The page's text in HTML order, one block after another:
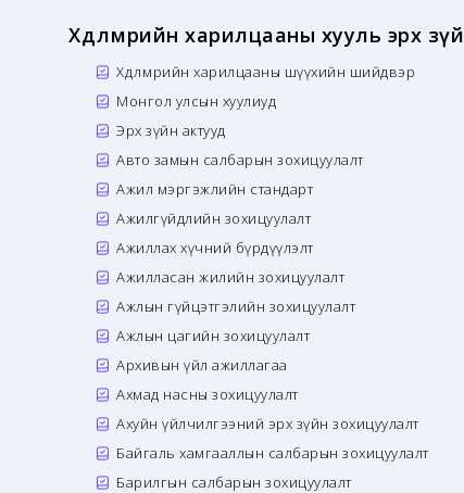
Хөдөлмөрийн харилцааны хууль эрх зүй
Хөдөлмөрийн харилцааны шүүхийн шийдвэр
Монгол улсын хуулиуд
Эрх зүйн актууд
Авто замын салбарын зохицуулалт
Ажил мэргэжлийн стандарт
Ажилгүйдлийн зохицуулалт
Ажиллах хүчний бүрдүүлэлт
Ажилласан жилийн зохицуулалт
Ажлын гүйцэтгэлийн зохицуулалт
Ажлын цагийн зохицуулалт
Архивын үйл ажиллагаа
Ахмад насны зохицуулалт
Ахуйн үйлчилгээний эрх зүйн зохицуулалт
Байгаль хамгааллын салбарын зохицуулалт
Барилгын салбарын зохицуулалт